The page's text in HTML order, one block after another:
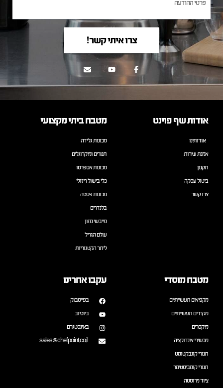
צרו איתי קשר!
אודות שף פוינט
אודותינו
אמנת שירות
תקנון
ביטול עסקה
צרו קשר
מטבח ביתי מקצועי
מכונות גלידה
תנורים ומיקרוגלים
מכונות אספרסו
כלי בישול ריזולי
מכונות פסטה
בלנדרים
מייבשי מזון
עולם הגריל
ליתר הקטגוריות
מטבח מוסדי
מקפיאים תעשייתיים
מקררים תעשייתיים
מיקסרים
מכשירי אינדוקציה
תנורי קונבקטומט
תנורי קומביסטימר
ציוד נירוסטה
עקבו אחרינו
בפייסבוק
ביוטיוב
באינסטגרם
sales@chefpoint.co.il